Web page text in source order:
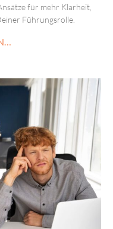
für mehr Klarheit,
Führungsrolle.